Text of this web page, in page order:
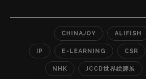
豊富 ⑥グローバルな展開が可能、現
お問い合わせ先： ◇ JCCD Studio
◇ Email: Hi@jccd-s.com 『本プ
https://prtimes.jp/a/?f=d25695-
ALIFISH
CHINAJOY
CSR
E-LEARNING
IP
JCCD世界絵師展
NHK